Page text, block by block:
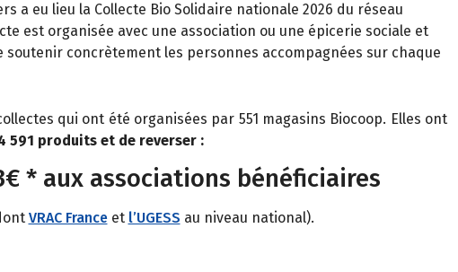
a eu lieu la Collecte Bio Solidaire nationale 2026 du réseau
est organisée avec une association ou une épicerie sociale et
soutenir concrètement les personnes accompagnées sur chaque
qui ont été organisées par 551 magasins Biocoop. Elles ont
591 produits et de reverser :
* aux associations bénéficiaires
VRAC Franceet l’UGESS au niveau national).